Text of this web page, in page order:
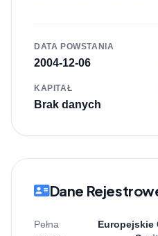
DATA POWSTANIA
2004-12-06
KAPITAŁ
Brak danych
Dane
Pełna
Europejskie